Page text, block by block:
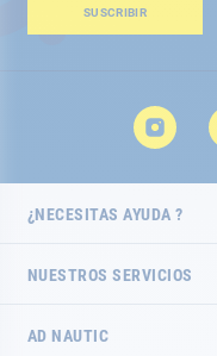
de
SUSCRIBIR
¿NECESITAS AYUDA ?
NUESTROS SERVICIOS
AD NAUTIC